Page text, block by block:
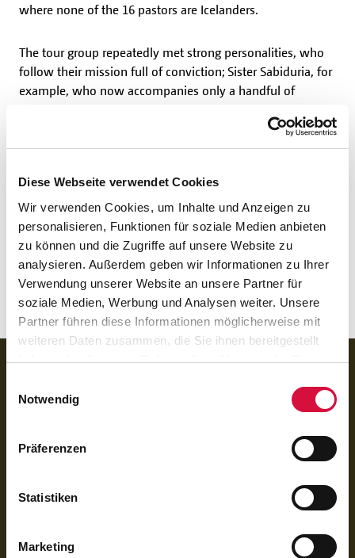
Diese Webseite verwendet Cookies
Wir verwenden Cookies, um Inhalte und Anzeigen zu
personalisieren, Funktionen für soziale Medien anbieten
zu können und die Zugriffe auf unsere Website zu
analysieren. Außerdem geben wir Informationen zu Ihrer
Verwendung unserer Website an unsere Partner für
soziale Medien, Werbung und Analysen weiter. Unsere
Partner führen diese Informationen möglicherweise mit
weiteren Daten zusammen, die Sie ihnen bereitgestellt
haben oder die sie im Rahmen Ihrer Nutzung der Dienste
Cookies, wenn Sie unsere Webseite weiterhin nutzen.
Notwendig
Präferenzen
Statistiken
Marketing
where none of the 16 pastors are Icelanders.
The tour group repeatedly met strong personalities, who
follow their mission full of conviction; Sister Sabiduria, for
example, who now accompanies only a handful of
The group also visited the pilgrimage site of Marilund, a
retreat, guest house and education centre as well as other
In addition, the travellers gained an insight into the
political perception of the Church during a meeting with
the former President of Iceland, Olafur Ragnar Grimsson,
and into an ongoing project in Selfoss, where a new
church is being built.
BANKVERBINDUNG
Das Bonifatiuswerk der deutschen Katholiken e. V. ist als wegen der
freigestellt und beim Finanzamt unter der Steuernummer 339/5794/0212